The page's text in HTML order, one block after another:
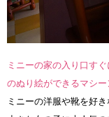
ミニーの家の入り口す
のぬり絵ができるマシー
ミニーの洋服や靴を好